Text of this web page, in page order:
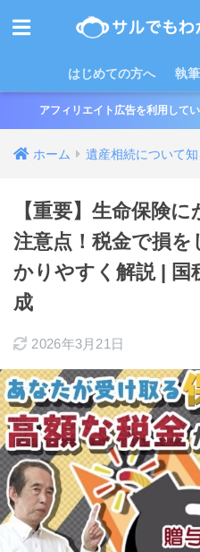
はじめての方へ 執
アフィリエイト広告を利用して
ホーム 遺産相続について知
【重要】生命保険
注意点！税金で損
かりやすく解説 | 国
成
2026年3月21日